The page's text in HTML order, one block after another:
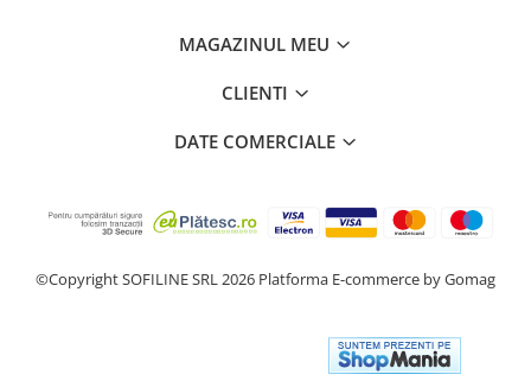
MAGAZINUL MEU
CLIENTI
DATE COMERCIALE
©Copyright SOFILINE SRL 2026 Platforma E-commerce by Gomag